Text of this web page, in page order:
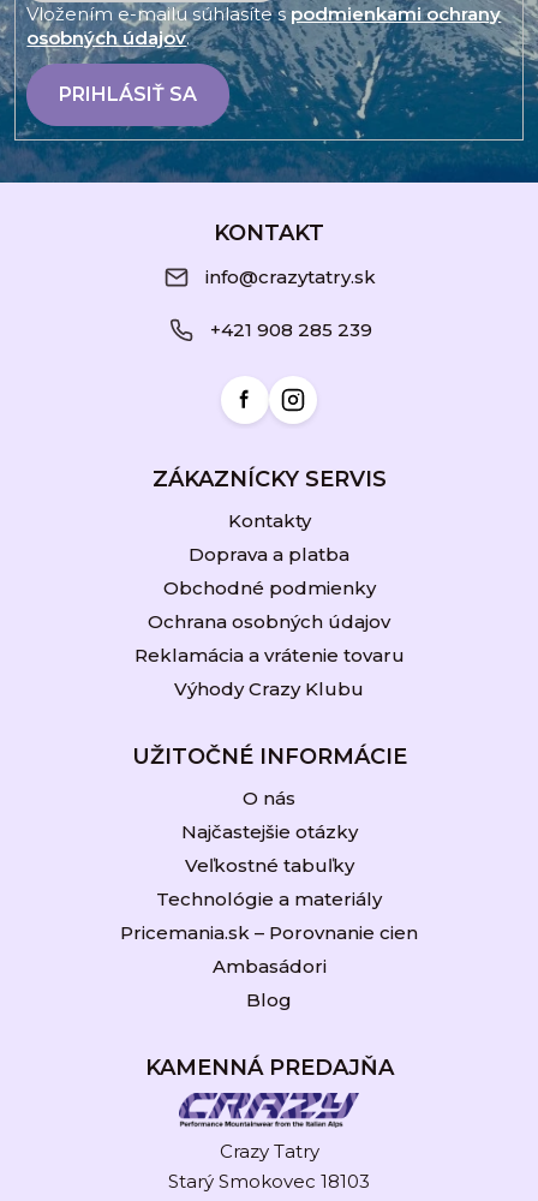
Vložením e-mailu súhlasíte spodmienkami ochrany
osobných údajov.
PRIHLÁSIŤ SA
KONTAKT
info@crazytatry.sk
+421 908 285 239
ZÁKAZNÍCKY SERVIS
Kontakty
Doprava a platba
Obchodné podmienky
Ochrana osobných údajov
Reklamácia a vrátenie tovaru
Výhody Crazy Klubu
UŽITOČNÉ INFORMÁCIE
O nás
Najčastejšie otázky
Veľkostné tabuľky
Technológie a materiály
Pricemania.sk – Porovnanie cien
Ambasádori
Blog
KAMENNÁ PREDAJŇA
Crazy Tatry
Starý Smokovec 18103